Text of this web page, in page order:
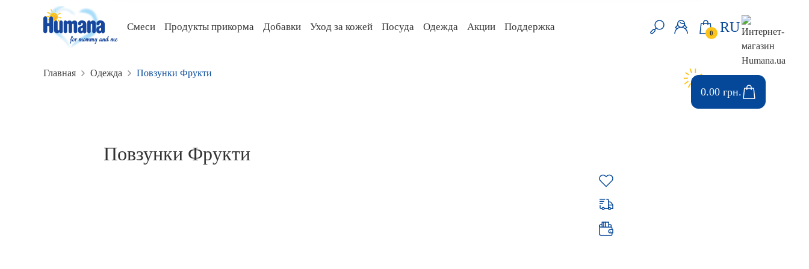
Смеси Продукты прикорма Добавки Уход за кожей Посуда Одежда Акции Поддержка
0
RU
Главная Одежда Повзунки Фрукти
0.00 грн.
Повзунки Фрукти